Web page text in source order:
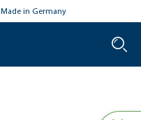
Made in Germany